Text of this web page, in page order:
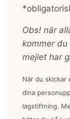
Obs! när
kommer
mejlet har
När du
dina
lagstiftning.